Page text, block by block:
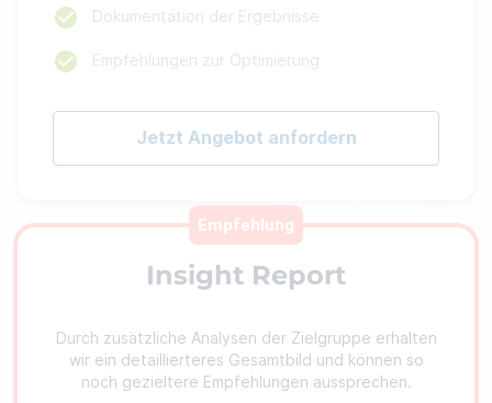
Dokumentation der Ergebnisse
Empfehlungen zur Optimierung
Jetzt Angebot anfordern
Insight Report
Durch zusätzliche Analysen der Zielgruppe erhalten
wir ein detaillierteres Gesamtbild und können so
noch gezieltere Empfehlungen aussprechen.
Empfehlung